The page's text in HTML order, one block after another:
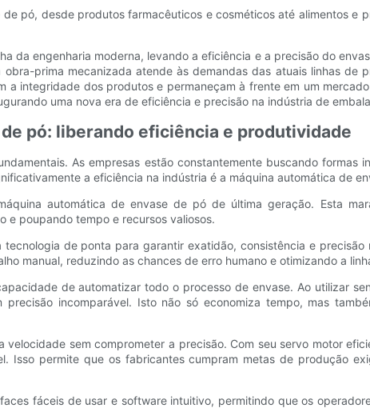
pó, desde produtos farmacêuticos e cosméticos até alimentos e
da engenharia moderna, levando a eficiência e a precisão do
prima mecanizada atende às demandas das atuais linhas de
a integridade dos produtos e permaneçam à frente em um
uma nova era de eficiência e precisão na indústria de
pó: liberando eficiência e produtividade
As empresas estão constantemente buscando formas
a eficiência na indústria é a máquina automática de
automática de envase de pó de última geração. Esta
e poupando tempo e recursos valiosos.
de ponta para garantir exatidão, consistência e precisão
manual, reduzindo as chances de erro humano e otimizando a
de automatizar todo o processo de envase. Ao utilizar
incomparável. Isto não só economiza tempo, mas
sem comprometer a precisão. Com seu servo motor
Isso permite que os fabricantes cumpram metas de produção
fáceis de usar e software intuitivo, permitindo que os